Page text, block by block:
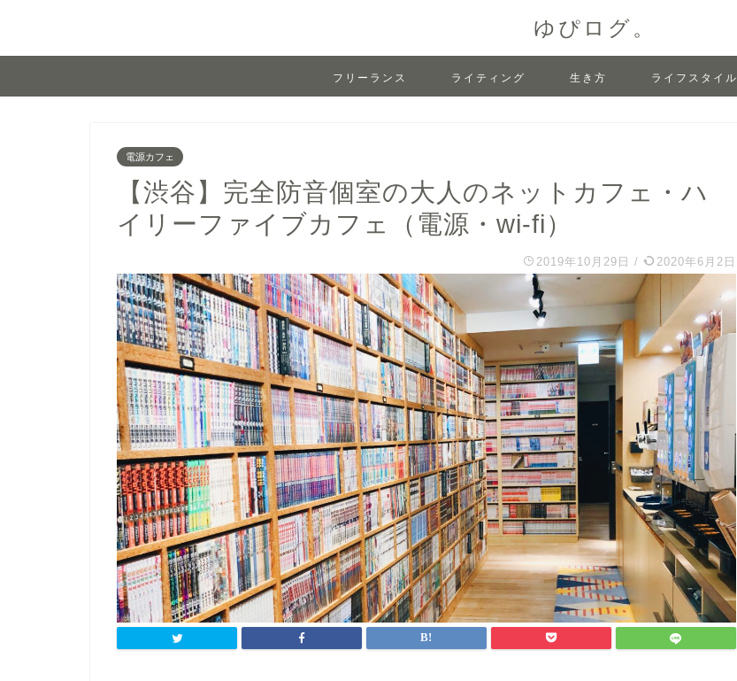
ゆぴログ。
フリーランス ライティング 生き方 ライフスタイル
電源カフェ
【渋谷】完全防音個室の大人のネットカフェ・ハ
イリーファイブカフェ（電源・wi-fi）
2019年10月29日 / 2020年6月2日